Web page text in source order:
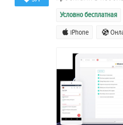
Условно бесплатная
iPhone